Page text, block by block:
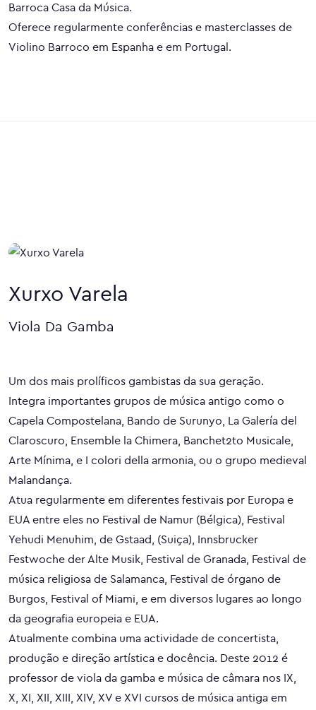
Barroca Casa da Música.
Oferece regularmente conferências e masterclasses de
Violino Barroco em Espanha e em Portugal.
Xurxo Varela
Viola Da Gamba
Um dos mais prolíficos gambistas da sua geração.
Integra importantes grupos de música antigo como o
Capela Compostelana, Bando de Surunyo, La Galería del
Claroscuro, Ensemble la Chimera, Banchet2to Musicale,
Arte Mínima, e I colori della armonia, ou o grupo medieval
Malandança.
Atua regularmente em diferentes festivais por Europa e
EUA entre eles no Festival de Namur (Bélgica), Festival
Yehudi Menuhim, de Gstaad, (Suiça), Innsbrucker
Festwoche der Alte Musik, Festival de Granada, Festival de
música religiosa de Salamanca, Festival de órgano de
Burgos, Festival of Miami, e em diversos lugares ao longo
da geografia europeia e EUA.
Atualmente combina uma actividade de concertista,
produção e direção artística e docência. Deste 2012 é
professor de viola da gamba e música de câmara nos IX,
X, XI, XII, XIII, XIV, XV e XVI cursos de música antiga em